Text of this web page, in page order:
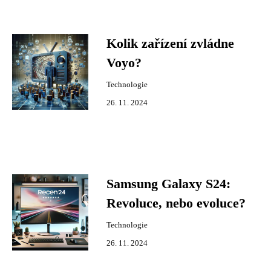
Kolik zařízení zvládne
Voyo?
Technologie
26. 11. 2024
Samsung Galaxy S24:
Revoluce, nebo evoluce?
Technologie
26. 11. 2024